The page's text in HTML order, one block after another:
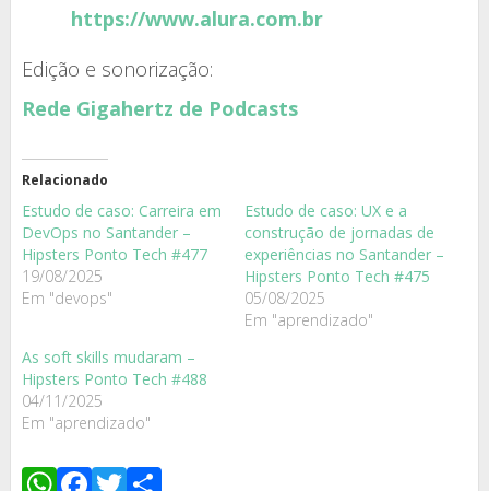
https://www.alura.com.br
Edição e sonorização:
Rede Gigahertz de Podcasts
Relacionado
Estudo de caso: Carreira em
DevOps no Santander –
Hipsters Ponto Tech #477
19/08/2025
Em "devops"
Estudo de caso: UX e a
construção de jornadas de
experiências no Santander –
Hipsters Ponto Tech #475
05/08/2025
Em "aprendizado"
As soft skills mudaram –
Hipsters Ponto Tech #488
04/11/2025
Em "aprendizado"